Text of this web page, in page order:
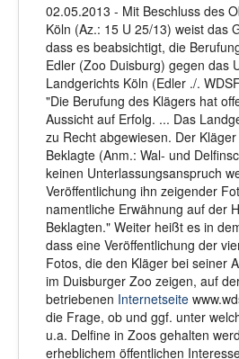
02.05.2013 - Mit Beschluss des
Köln (Az.: 15 U 25/13) weist das
dass es beabsichtigt, die
Edler (Zoo Duisburg) gegen das
Landgerichts Köln (Edler ./.
"Die Berufung des Klägers hat
Aussicht auf Erfolg. ... Das
zu Recht abgewiesen. Der
Beklagte (Anm.: Wal- und
keinen Unterlassungsanspruch
Veröffentlichung ihn zeigender
namentliche Erwähnung auf der
Beklagten." Weiter heißt es in
dass eine Veröffentlichung der
Fotos, die den Kläger bei seiner
im Duisburger Zoo zeigen, auf
betriebenen Internetseite
die Frage, ob und ggf. unter
u.a. Delfine in Zoos gehalten
erheblichem öffentlichen